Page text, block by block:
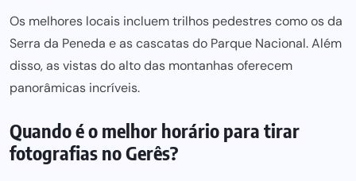
Os melhores locais incluem trilhos pedestres como os da
Serra da Peneda e as cascatas do Parque Nacional. Além
disso, as vistas do alto das montanhas oferecem
panorâmicas incríveis.
Quando é o melhor horário para tirar
fotografias no Gerês?